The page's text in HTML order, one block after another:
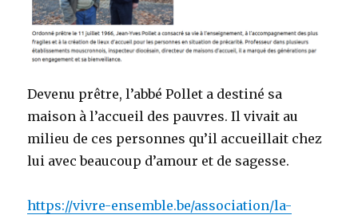
Devenu prêtre, l’abbé Pollet a destiné sa
maison à l’accueil des pauvres. Il vivait au
milieu de ces personnes qu’il accueillait chez
lui avec beaucoup d’amour et de sagesse.
https://vivre-ensemble.be/association/la-